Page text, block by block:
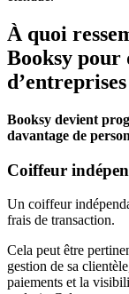
À quoi
Booksy pour
Booksy devient
davantage de
Coiffeur
Un coiffeur
frais de transaction.
Cela peut être
gestion de sa
paiements et la